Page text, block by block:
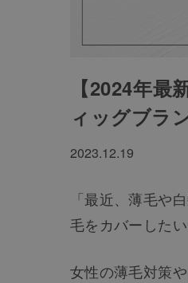
【2024年
ィッグブラ
2023.12.19
「最近、薄毛や
毛をカバーした
女性の薄毛対策